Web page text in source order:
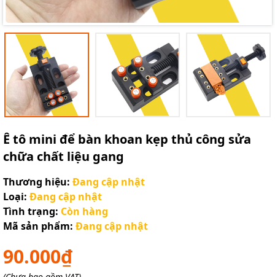
Ê tô mini để bàn khoan kẹp thủ công sửa
chữa chất liệu gang
Thương hiệu: Đang cập nhật
Loại: Đang cập nhật
Tình trạng: Còn hàng
Mã sản phẩm: Đang cập nhật
90.000₫
Mã giảm giá:
Ngày hết hạn:
Điều kiện: